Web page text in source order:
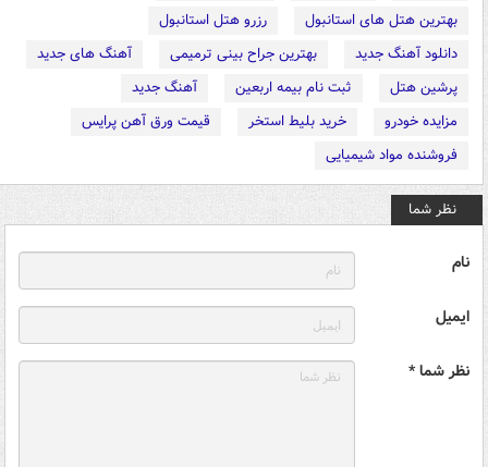
بهترین هتل های استانبول
رزرو هتل استانبول
دانلود آهنگ جدید
بهترین جراح بینی ترمیمی
آهنگ های جدید
پرشین هتل
ثبت نام بیمه اربعین
آهنگ جدید
مزایده خودرو
خرید بلیط استخر
قیمت ورق آهن پرایس
فروشنده مواد شیمیایی
نظر شما
نام
ایمیل
نظر شما *